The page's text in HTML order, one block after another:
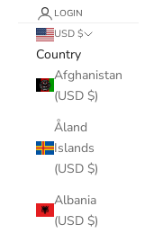
LOGIN
USD $
Country
Afghanistan
(USD $)
Åland
Islands
(USD $)
Albania
(USD $)